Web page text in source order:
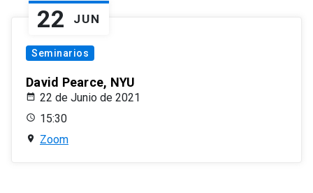
22 JUN
Seminarios
David Pearce, NYU
22 de Junio de 2021
15:30
Zoom